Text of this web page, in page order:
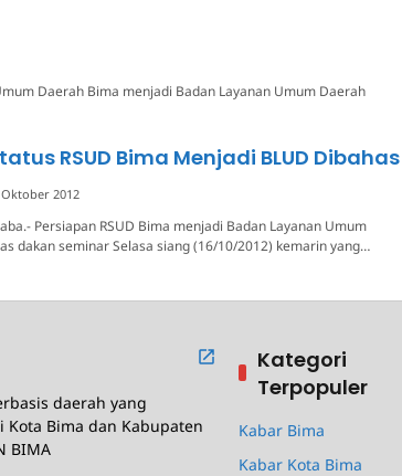
Daerah Bima menjadi Badan Layanan Umum Daerah
RSUD Bima Menjadi BLUD Dibahas
Oktober 2012
Persiapan RSUD Bima menjadi Badan Layanan Umum
dakan seminar Selasa siang (16/10/2012) kemarin yang…
daerah yang
Bima dan Kabupaten
BIMA
Kategori
Terpopuler
Kabar Bima
Kabar Kota Bima